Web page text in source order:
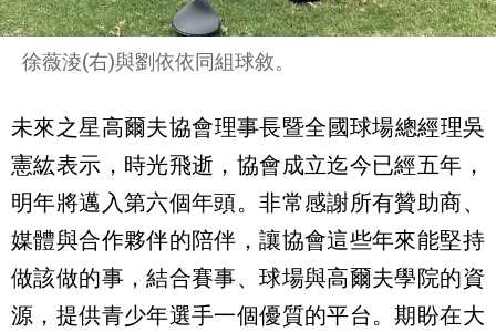
徐薇淩(右)與劉依依同組球敘。
未來之星高爾夫協會理事長暨全國球場總經理吳
憲紘表示， 時光飛逝，協會成立迄今已經五年，
明年將邁入第六個年頭。非常感謝所有贊助商、
媒體與合作夥伴的陪伴，讓協會這些年來能堅持
做該做的事，結合賽事、球場與高爾夫學院的資
源，提供青少年選手一個優質的平台。期盼在大